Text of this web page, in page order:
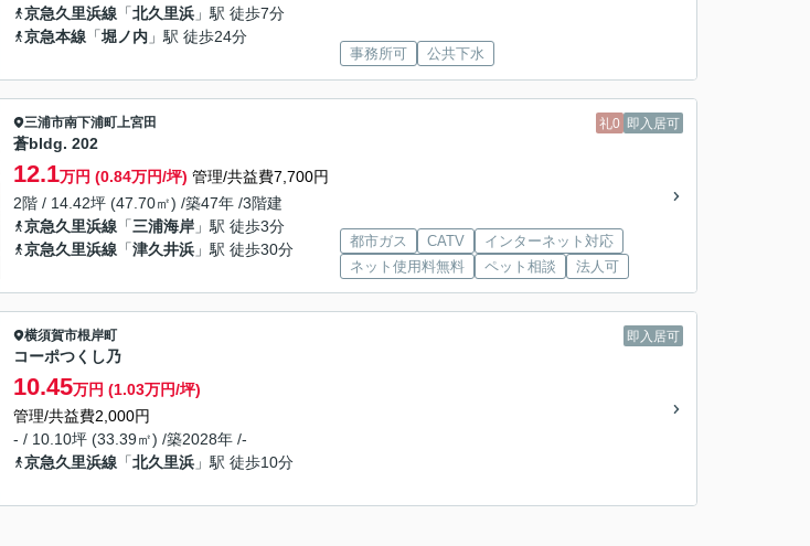
京急久里浜線 「北久里浜 」駅 徒歩7分
京急本線 「堀ノ内 」駅 徒歩24分
事務所可 公共下水
礼0 即入居可
三浦市南下浦町上宮田
蒼bldg. 202
12.1万円 (0.84万円/坪) 管理/共益費7,700円
2階 / 14.42坪 (47.70㎡) /築47年 /3階建
京急久里浜線 「三浦海岸 」駅 徒歩3分
京急久里浜線 「津久井浜 」駅 徒歩30分 都市ガス CATV
インターネット対応
ネット使用料無料
ペット相談 法人可
即入居可
横須賀市根岸町
コーポつくし乃
10.45万円 (1.03万円/坪)
管理/共益費2,000円
- / 10.10坪 (33.39㎡) /築2028年 /-
京急久里浜線 「北久里浜 」駅 徒歩10分